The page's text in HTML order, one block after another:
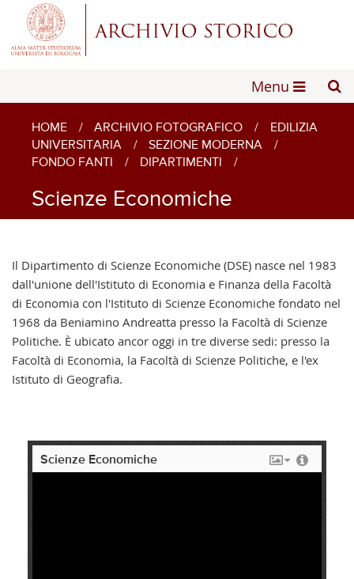
Menu
HOME / ARCHIVIO FOTOGRAFICO /
EDILIZIA
UNIVERSITARIA
/ SEZIONE MODERNA
/
FONDO FANTI
/ DIPARTIMENTI /
Scienze Economiche
Il Dipartimento di Scienze Economiche (DSE) nasce nel 1983
dall'unione dell'Istituto di Economia e Finanza della Facoltà
di Economia con l'Istituto di Scienze Economiche fondato nel
1968 da Beniamino Andreatta presso la Facoltà di Scienze
Politiche. È ubicato ancor oggi in tre diverse sedi: presso la
Facoltà di Economia, la Facoltà di Scienze Politiche, e l'ex
Istituto di Geografia.
Scienze Economiche